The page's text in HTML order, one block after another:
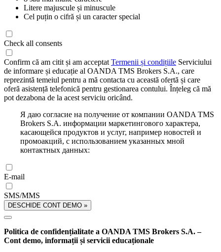
Litere majuscule și minuscule
Cel puțin o cifră și un caracter special
Check all consents
Confirm că am citit și am acceptat Termenii și condițiile Serviciului
de informare și educație al OANDA TMS Brokers S.A., care
reprezintă temeiul pentru a mă contacta cu această ofertă și care
oferă asistență telefonică pentru gestionarea contului. Înțeleg că mă
pot dezabona de la acest serviciu oricând.
Я даю согласие на получение от компании OANDA TMS
Brokers S.A. информации маркетингового характера,
касающейся продуктов и услуг, например новостей и
промоакций, с использованием указанных мной
контактных данных:
E-mail
SMS/MMS
DESCHIDE CONT DEMO »
Politica de confidențialitate a OANDA TMS Brokers S.A. –
Cont demo, informații și servicii educaționale